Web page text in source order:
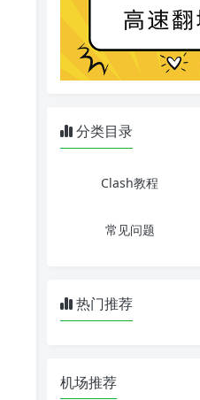
分类目录
Clash教程
常见问题
热门推荐
机场推荐